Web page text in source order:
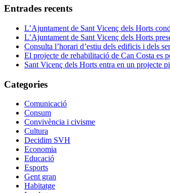
Entrades recents
L’Ajuntament de Sant Vicenç dels Horts
L’Ajuntament de Sant Vicenç dels Horts
Consulta l’horari d’estiu dels edificis i dels
El projecte de rehabilitació de Can Costa es
Sant Vicenç dels Horts entra en un projecte
Categories
Comunicació
Consum
Convivència i civisme
Cultura
Decidim SVH
Economia
Educació
Esports
Gent gran
Habitatge